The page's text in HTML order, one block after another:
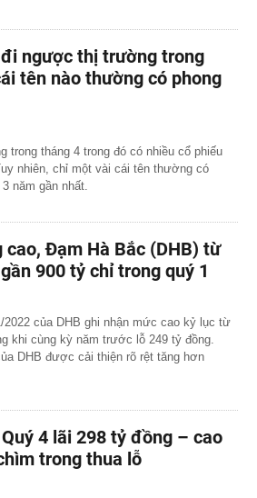
ngược thị trường trong
tên nào thường có phong
trong tháng 4 trong đó có nhiều cổ phiếu
nhiên, chỉ một vài cái tên thường có
năm gần nhất.
cao, Đạm Hà Bắc (DHB) từ
900 tỷ chỉ trong quý 1
của DHB ghi nhận mức cao kỷ lục từ
khi cùng kỳ năm trước lỗ 249 tỷ đồng.
DHB được cải thiện rõ rệt tăng hơn
4 lãi 298 tỷ đồng – cao
trong thua lỗ